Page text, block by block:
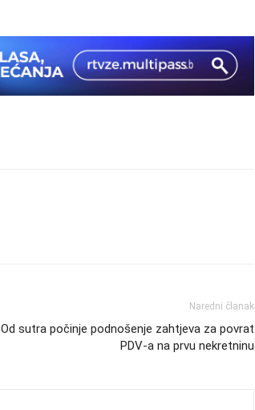
Naredni članak
Od sutra počinje podnošenje zahtjeva za povrat
PDV-a na prvu nekretninu